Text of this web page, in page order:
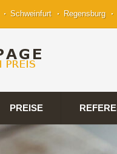
Schweinfurt Regensburg
PREISE